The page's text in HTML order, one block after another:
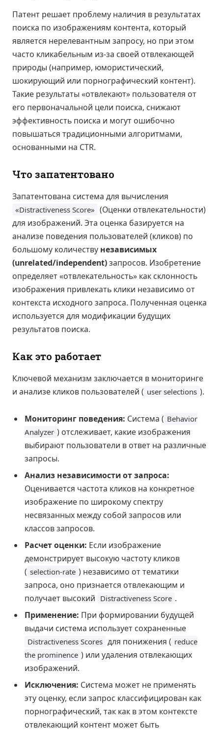
Патент решает проблему наличия в результатах
поиска по изображениям контента, который
является нерелевантным запросу, но при этом
часто кликабельным из-за своей отвлекающей
природы (например, юмористический,
шокирующий или порнографический контент).
Такие результаты «отвлекают» пользователя от
его первоначальной цели поиска, снижают
эффективность поиска и могут ошибочно
повышаться традиционными алгоритмами,
основанными на CTR.
Что запатентовано
Запатентована система для вычисления
«Distractiveness Score» (Оценки отвлекательности)
для изображений. Эта оценка базируется на
анализе поведения пользователей (кликов) по
большому количеству независимых
(unrelated/independent)запросов. Изобретение
определяет «отвлекательность» как склонность
изображения привлекать клики независимо от
контекста исходного запроса. Полученная оценка
используется для модификации будущих
результатов поиска.
Как это работает
Ключевой механизм заключается в мониторинге
и анализе кликов пользователей ( user selections ).
Мониторинг поведения: Система ( Behavior
Analyzer ) отслеживает, какие изображения
выбирают пользователи в ответ на различные
запросы.
Анализ независимости от запроса:
Оценивается частота кликов на конкретное
изображение по широкому спектру
несвязанных между собой запросов или
классов запросов.
Расчет оценки: Если изображение
демонстрирует высокую частоту кликов
( selection-rate ) независимо от тематики
запроса, оно признается отвлекающим и
получает высокий Distractiveness Score .
Применение: При формировании будущей
выдачи система использует сохраненные
Distractiveness Scores для понижения ( reduce
the prominence ) или удаления отвлекающих
изображений.
Исключения: Система может не применять
эту оценку, если запрос классифицирован как
порнографический, так как в этом контексте
отвлекающий контент может быть